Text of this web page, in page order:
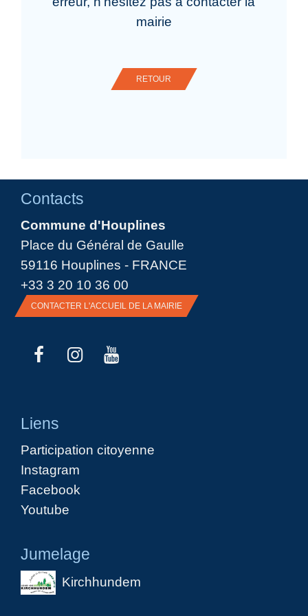
mairie
RETOUR
Contacts
Commune d'Houplines
Place du Général de Gaulle
59116 Houplines - FRANCE
+33 3 20 10 36 00
CONTACTER L'ACCUEIL DE LA MAIRIE
Liens
Participation citoyenne
Instagram
Facebook
Youtube
Jumelage
Kirchhundem